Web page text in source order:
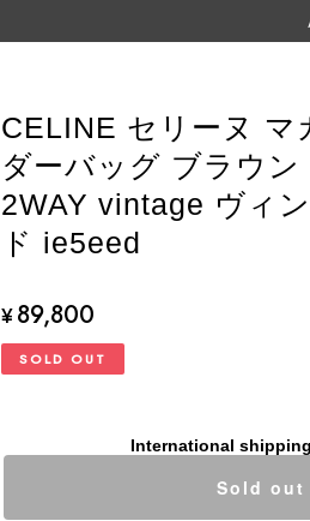
CELINE セリーヌ マ
ダーバッグ ブラウン
2WAY vintage ヴィ
ド ie5eed
¥89,800
SOLD OUT
International
Sold out